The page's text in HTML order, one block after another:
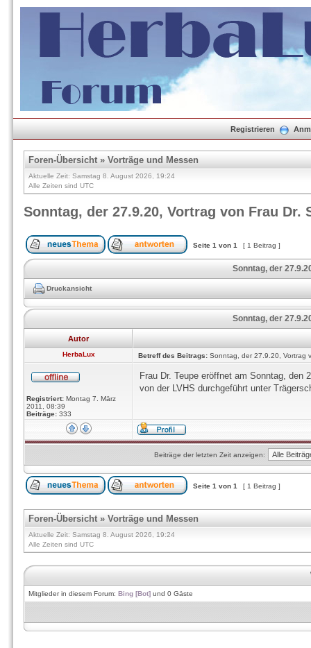
Registrieren
Foren-Übersicht» Vorträge und Messen
Aktuelle Zeit: Samstag 8. August 2026, 19:24
Alle Zeiten sind UTC
Sonntag, der 27.9.20, Vortrag von Frau Dr.
Seite 1 von 1 [ 1 Beitrag ]
Sonntag, der
Druckansicht
Sonntag, der
Autor
HerbaLux Betreff des Beitrags: Sonntag, der 27.9.20, Vortrag
Registriert: Montag 7. März
2011, 08:39
Beiträge: 333
Frau Dr. Teupe eröffnet am Sonntag,
von der LVHS durchgeführt unter
Beiträge der letzten Zeit anzeigen:
Seite 1 von 1 [ 1 Beitrag ]
Foren-Übersicht» Vorträge und Messen
Aktuelle Zeit: Samstag 8. August 2026, 19:24
Alle Zeiten sind UTC
Mitglieder in diesem Forum: Bing [Bot] und 0 Gäste